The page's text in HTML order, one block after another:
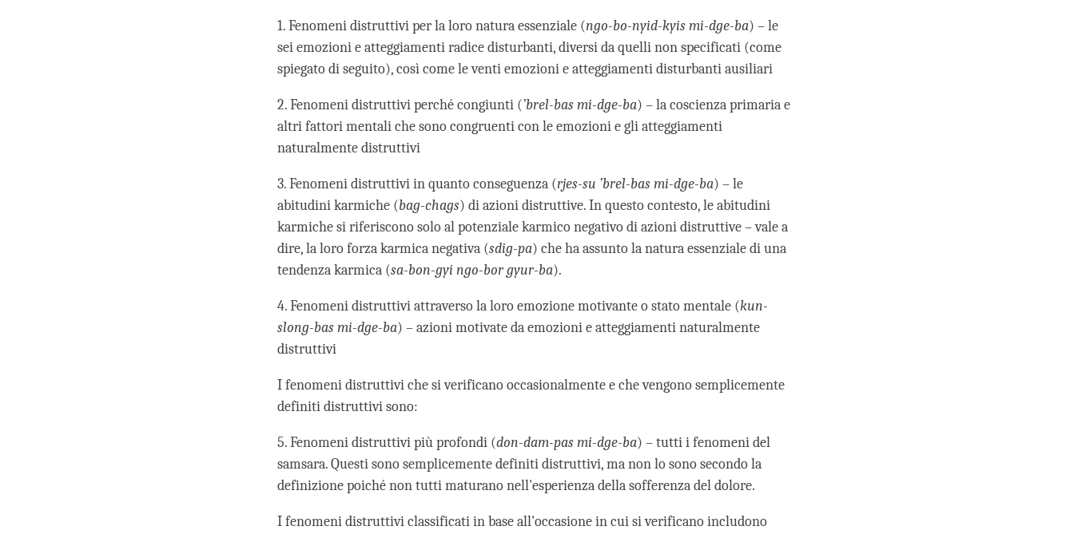
1. Fenomeni distruttivi per la loro natura essenziale (ngo-bo-nyid-kyis mi-dge-ba) – le
sei emozioni e atteggiamenti radice disturbanti, diversi da quelli non specificati (come
spiegato di seguito), così come le venti emozioni e atteggiamenti disturbanti ausiliari
2. Fenomeni distruttivi perché congiunti (’brel-bas mi-dge-ba) – la coscienza primaria e
altri fattori mentali che sono congruenti con le emozioni e gli atteggiamenti
naturalmente distruttivi
3. Fenomeni distruttivi in quanto conseguenza (rjes-su ’brel-bas mi-dge-ba) – le
abitudini karmiche (bag-chags) di azioni distruttive. In questo contesto, le abitudini
karmiche si riferiscono solo al potenziale karmico negativo di azioni distruttive – vale a
dire, la loro forza karmica negativa (sdig-pa) che ha assunto la natura essenziale di una
tendenza karmica (sa-bon-gyi ngo-bor gyur-ba).
4. Fenomeni distruttivi attraverso la loro emozione motivante o stato mentale (kun-
slong-bas mi-dge-ba) – azioni motivate da emozioni e atteggiamenti naturalmente
distruttivi
I fenomeni distruttivi che si verificano occasionalmente e che vengono semplicemente
definiti distruttivi sono:
5. Fenomeni distruttivi più profondi (don-dam-pas mi-dge-ba) – tutti i fenomeni del
samsara. Questi sono semplicemente definiti distruttivi, ma non lo sono secondo la
definizione poiché non tutti maturano nell'esperienza della sofferenza del dolore.
I fenomeni distruttivi classificati in base all'occasione in cui si verificano includono